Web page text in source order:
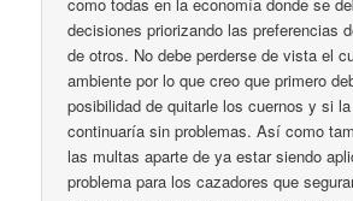
decisiones priorizando las preferencias
de otros. No debe perderse de vista el
ambiente por lo que creo que primero
posibilidad de quitarle los cuernos y si
continuaría sin problemas. Así como
las multas aparte de ya estar siendo
problema para los cazadores que